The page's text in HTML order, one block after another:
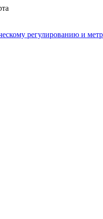
регулированию и